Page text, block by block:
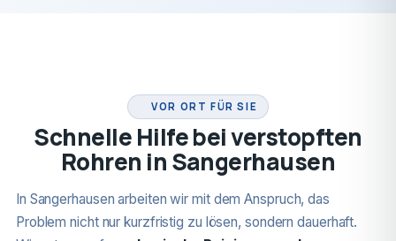
VOR ORT FÜR SIE
Schnelle Hilfe bei verstopften
Rohren in Sangerhausen
In Sangerhausen arbeiten wir mit dem Anspruch, das
Problem nicht nur kurzfristig zu lösen, sondern dauerhaft.